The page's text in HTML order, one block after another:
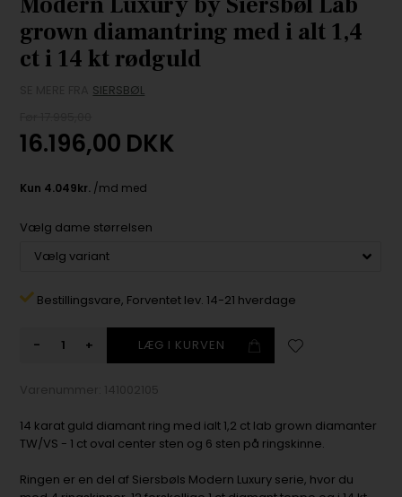
grown diamantring med i alt 1,4
ct i 14 kt rødguld
SIERSBØL
16.196,00 DKK
Vælg dame størrelsen
Bestillingsvare, Forventet lev. 14-21 hverdage
- +
14 karat guld diamant ring med ialt 1,2 ct lab grown diamanter
TW/VS - 1 ct oval center sten og 6 sten på ringskinne.
Ringen er en del af Siersbøls Modern Luxury serie, hvor du